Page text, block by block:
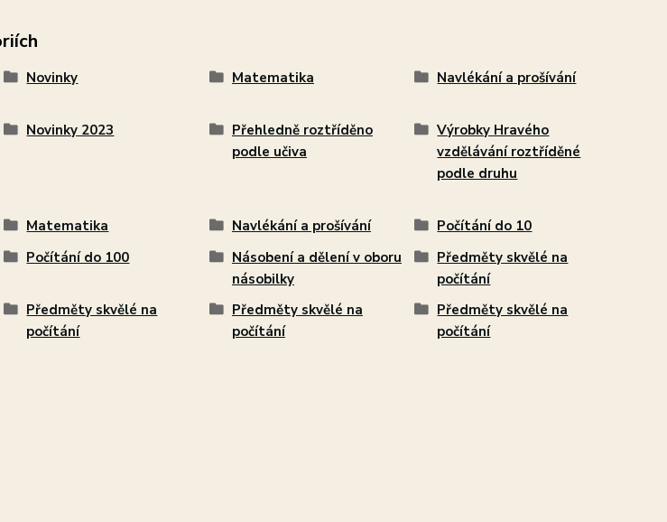
Novinky Matematika Navlékání a prošívání
Novinky 2023
Přehledně roztříděno
podle učiva
Výrobky Hravého
vzdělávání roztříděné
podle druhu
Matematika Navlékání a prošívání
Počítání do 10
Počítání do 100
Násobení a dělení v oboru
násobilky
Předměty skvělé na
počítání
Předměty skvělé na
počítání
Předměty skvělé na
počítání
Předměty skvělé na
počítání